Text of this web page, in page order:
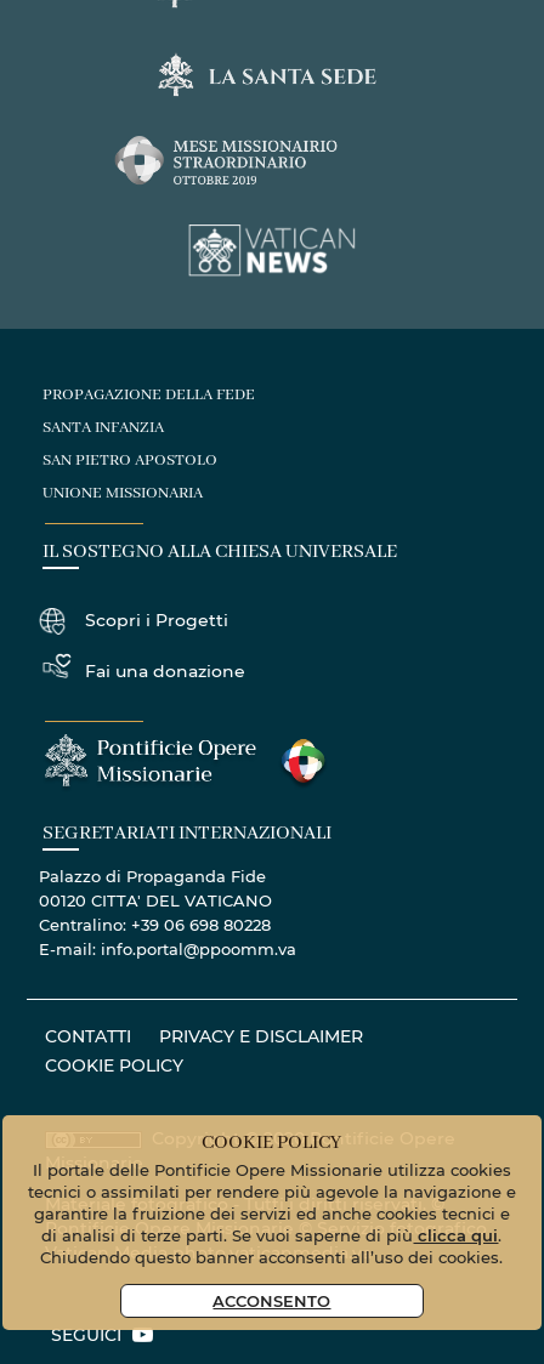
PROPAGAZIONE DELLA FEDE
SANTA INFANZIA
SAN PIETRO APOSTOLO
UNIONE MISSIONARIA
IL SOSTEGNO ALLA CHIESA UNIVERSALE
Scopri i Progetti
Fai una donazione
SEGRETARIATI INTERNAZIONALI
Palazzo di Propaganda Fide
00120 CITTA' DEL VATICANO
Centralino: +39 06 698 80228
E-mail: info.portal@ppoomm.va
CONTATTI
PRIVACY E DISCLAIMER
COOKIE POLICY
Copyright © 2020 Pontificie Opere
Missionarie
Materiale fotografico - Tutti i diritti riservati. ©
Pontificie Opere Missionarie © Servizio fotografico
Vatican Mediaphoto.vaticanmedia.va
SEGUICI
COOKIE POLICY
Il portale delle Pontificie Opere Missionarie utilizza cookies
tecnici o assimilati per rendere più agevole la navigazione e
garantire la fruizione dei servizi ed anche cookies tecnici e
di analisi di terze parti. Se vuoi saperne di più clicca qui.
Chiudendo questo banner acconsenti all’uso dei cookies.
ACCONSENTO